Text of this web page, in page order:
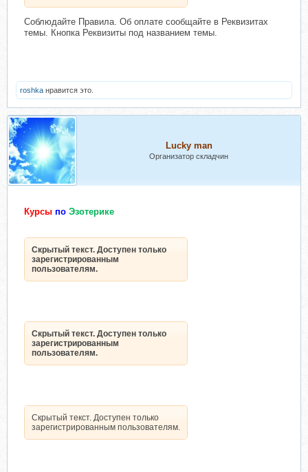
Соблюдайте Правила. Об оплате сообщайте в Реквизитах
темы. Кнопка Реквизиты под названием темы.
roshka нравится это.
Lucky man
Организатор складчин
Курсы по Эзотерике
Скрытый текст. Доступен только
зарегистрированным
пользователям.
Скрытый текст. Доступен только
зарегистрированным
пользователям.
Скрытый текст. Доступен только
зарегистрированным пользователям.